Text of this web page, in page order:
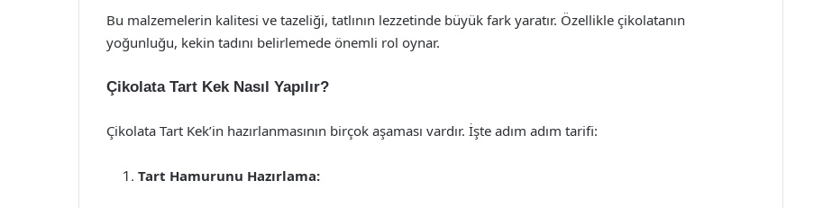
Bu malzemelerin kalitesi ve tazeliği, tatlının lezzetinde büyük fark yaratır. Özellikle çikolatanın
yoğunluğu, kekin tadını belirlemede önemli rol oynar.
Çikolata Tart Kek Nasıl Yapılır?
Çikolata Tart Kek’in hazırlanmasının birçok aşaması vardır. İşte adım adım tarifi:
Tart Hamurunu Hazırlama: